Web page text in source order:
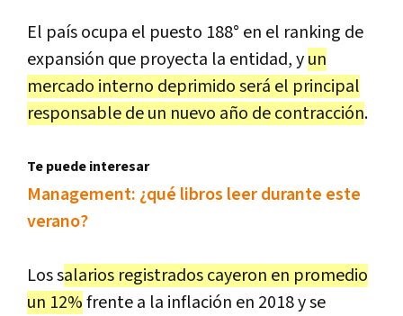
El país ocupa el puesto 188° en el ranking de
expansión que proyecta la entidad, yun
mercado interno deprimido será el principal
responsable de un nuevo año de contracción.
Te puede interesar
Management: ¿qué libros leer durante este
verano?
Los salarios registrados cayeron en promedio
un 12%frente a la inflación en 2018 y se